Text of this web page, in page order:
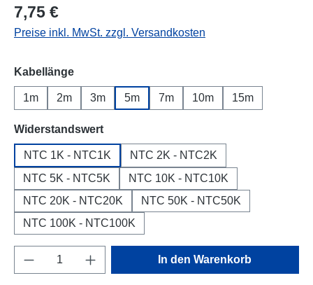
Regulärer Preis:
7,75 €
Preise inkl. MwSt. zzgl. Versandkosten
Kabellängeauswählen
1m 2m 3m 5m 7m 10m 15m
Widerstandswertauswählen
NTC 1K - NTC1K
NTC 2K - NTC2K
NTC 5K - NTC5K
NTC 10K - NTC10K
NTC 20K - NTC20K
NTC 50K - NTC50K
NTC 100K - NTC100K
Produkt Anzahl: Gib den gewünschten
In den Warenkorb